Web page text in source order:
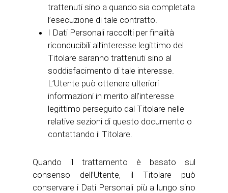
trattenuti sino a quando sia completata
l’esecuzione di tale contratto.
I Dati Personali raccolti per finalità
riconducibili all’interesse legittimo del
Titolare saranno trattenuti sino al
soddisfacimento di tale interesse.
L’Utente può ottenere ulteriori
informazioni in merito all’interesse
legittimo perseguito dal Titolare nelle
relative sezioni di questo documento o
contattando il Titolare.
Quando il trattamento è basato sul
consenso dell’Utente, il Titolare può
conservare i Dati Personali più a lungo sino